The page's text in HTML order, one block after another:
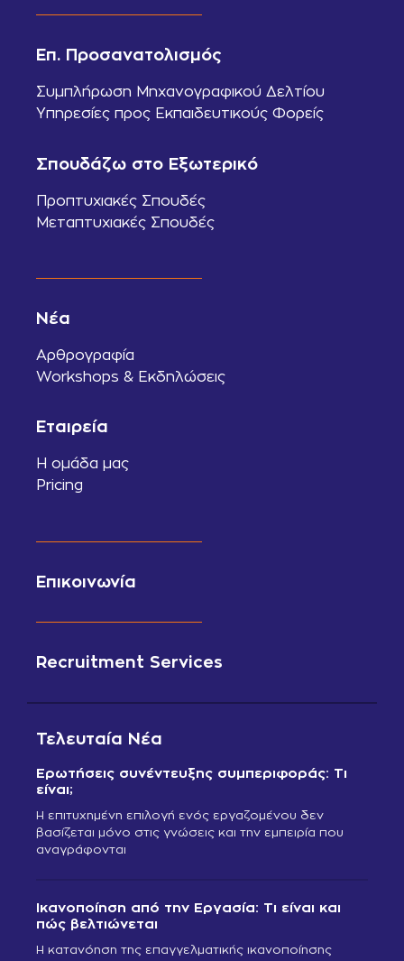
Επ. Προσανατολισμός
Συμπλήρωση Μηχανογραφικού Δελτίου
Υπηρεσίες προς Εκπαιδευτικούς Φορείς
Σπουδάζω στο Εξωτερικό
Προπτυχιακές Σπουδές
Μεταπτυχιακές Σπουδές
Νέα
Αρθρογραφία
Workshops & Εκδηλώσεις
Εταιρεία
Η ομάδα μας
Pricing
Επικοινωνία
Recruitment Services
Τελευταία Νέα
Ερωτήσεις συνέντευξης συμπεριφοράς: Τι
είναι;
Η επιτυχημένη επιλογή ενός εργαζομένου δεν
βασίζεται μόνο στις γνώσεις και την εμπειρία που
αναγράφονται
Ικανοποίηση από την Εργασία: Τι είναι και
πώς βελτιώνεται
Η κατανόηση της επαγγελματικής ικανοποίησης